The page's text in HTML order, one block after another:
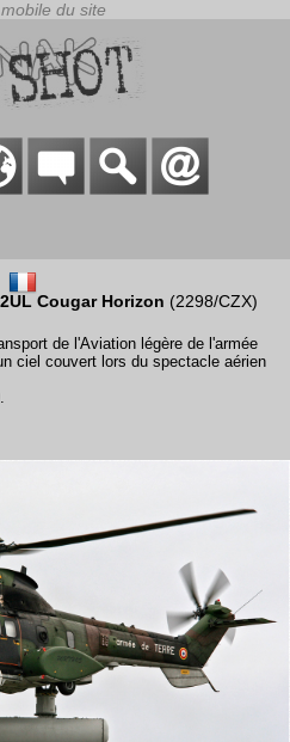
Cougar Horizon (2298/CZX)
de l'Aviation légère de l'armée
ciel couvert lors du spectacle aérien